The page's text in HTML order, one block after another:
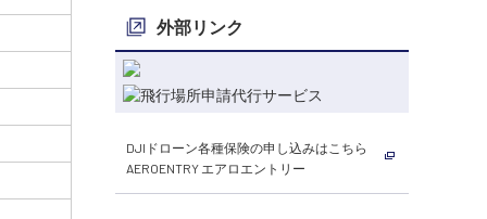
外部リンク
DJIドローン各種保険の申し込みはこちら
AEROENTRY エアロエントリー